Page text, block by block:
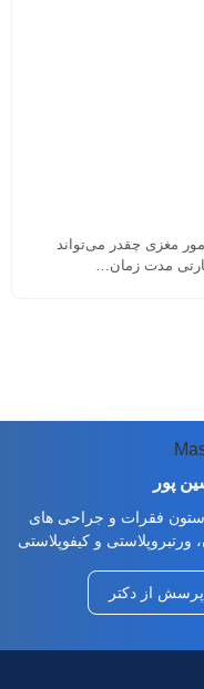
مغزی چقدر می‌تواند
مدت زمان…
پور
فقرات و جراحی های
و کیفوپلاستی
پرسش از دکتر